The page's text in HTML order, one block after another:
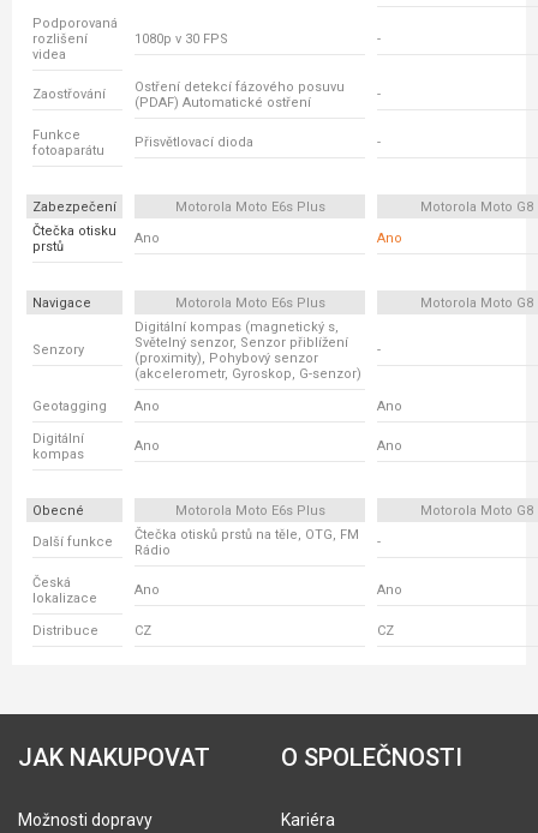
Podporovaná
rozlišení
videa
1080p v 30 FPS -
Zaostřování
Ostření detekcí fázového posuvu
(PDAF) Automatické ostření
-
Funkce
fotoaparátu
Přisvětlovací dioda -
Zabezpečení Motorola Moto E6s Plus
Motorola Moto G8
Čtečka otisku
prstů
Ano Ano
Navigace Motorola Moto E6s Plus Motorola Moto G8
Senzory
Digitální kompas (magnetický s,
Světelný senzor, Senzor přiblížení
(proximity), Pohybový senzor
(akcelerometr, Gyroskop, G-senzor)
-
Geotagging Ano Ano
Digitální
kompas
Ano Ano
Obecné Motorola Moto E6s Plus
Motorola Moto G8
Další funkce
Čtečka otisků prstů na těle, OTG, FM
Rádio
-
Česká
lokalizace
Ano Ano
Distribuce CZ CZ
JAK NAKUPOVAT
Možnosti dopravy
O SPOLEČNOSTI
Kariéra